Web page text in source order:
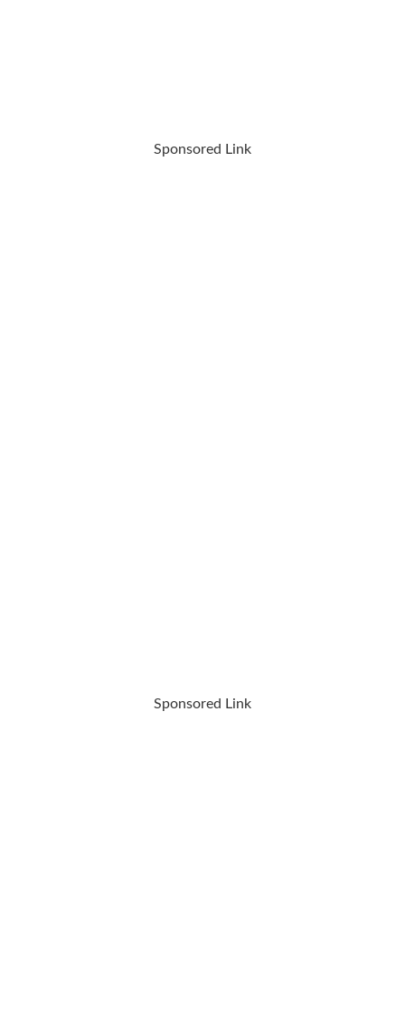
Sponsored Link
Sponsored Link